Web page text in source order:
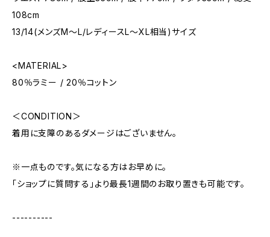
108cm
13/14(メンズM〜L/レディースL〜XL相当)サイズ
<MATERIAL>
80％ラミー / 20％コットン
＜CONDITION＞
着用に支障のあるダメージはございません。
※一点ものです。気になる方はお早めに。
「ショップに質問する」より最長1週間のお取り置きも可能です。
----------